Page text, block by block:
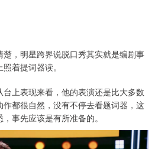
，明星跨界说脱口秀其实就是编剧事
着提词器读。
上表现来看，他的表演还是比大多数
都很自然，没有不停去看题词器，这
事先应该是有所准备的。